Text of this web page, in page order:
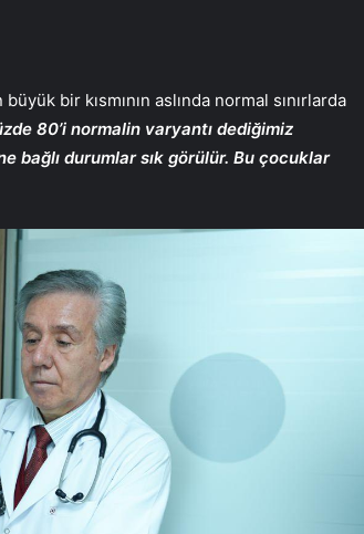
bir kısmının aslında normal sınırlarda
80’i normalin varyantı dediğimiz
bağlı durumlar sık görülür. Bu çocuklar